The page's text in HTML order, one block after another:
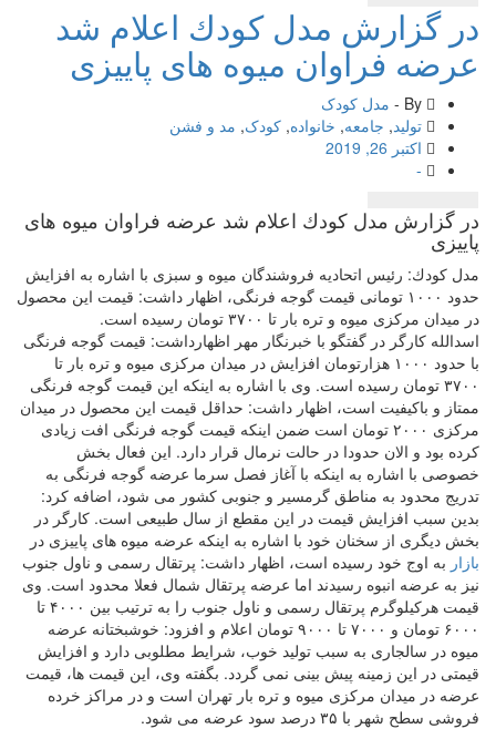
در گزارش مدل كودك اعلام شد
عرضه فراوان میوه های پاییزی
مدل کودک
تولید, جامعه, خانواده, کودک, مد و فشن
اکتبر 26, 2019
-
در گزارش مدل كودك اعلام شد عرضه فراوان میوه های
پاییزی
مدل كودك: رئیس اتحادیه فروشندگان میوه و سبزی با اشاره به افزایش
حدود ۱۰۰۰ تومانی قیمت گوجه فرنگی، اظهار داشت: قیمت این محصول
در میدان مركزی میوه و تره بار تا ۳۷۰۰ تومان رسیده است.
اسدالله كارگر در گفتگو با خبرنگار مهر اظهارداشت: قیمت گوجه فرنگی
با حدود ۱۰۰۰ هزارتومان افزایش در میدان مركزی میوه و تره بار تا
۳۷۰۰ تومان رسیده است. وی با اشاره به اینكه این قیمت گوجه فرنگی
ممتاز و باكیفیت است، اظهار داشت: حداقل قیمت این محصول در میدان
مركزی ۲۰۰۰ تومان است ضمن اینكه قیمت گوجه فرنگی افت زیادی
كرده بود و الان حدودا در حالت نرمال قرار دارد. این فعال بخش
خصوصی با اشاره به اینكه با آغاز فصل سرما عرضه گوجه فرنگی به
تدریج محدود به مناطق گرمسیر و جنوبی كشور می شود، اضافه كرد:
بدین سبب افزایش قیمت در این مقطع از سال طبیعی است. كارگر در
بخش دیگری از سخنان خود با اشاره به اینكه عرضه میوه های پاییزی در
بازار به اوج خود رسیده است، اظهار داشت: پرتقال رسمی و ناول جنوب
نیز به عرضه انبوه رسیدند اما عرضه پرتقال شمال فعلا محدود است. وی
قیمت هركیلوگرم پرتقال رسمی و ناول جنوب را به ترتیب بین ۴۰۰۰ تا
۶۰۰۰ تومان و ۷۰۰۰ تا ۹۰۰۰ تومان اعلام و افزود: خوشبختانه عرضه
میوه در سالجاری به سبب تولید خوب، شرایط مطلوبی دارد و افزایش
قیمتی در این زمینه پیش بینی نمی گردد. بگفته وی، این قیمت ها، قیمت
عرضه در میدان مركزی میوه و تره بار تهران است و در مراكز خرده
فروشی سطح شهر با ۳۵ درصد سود عرضه می شود.